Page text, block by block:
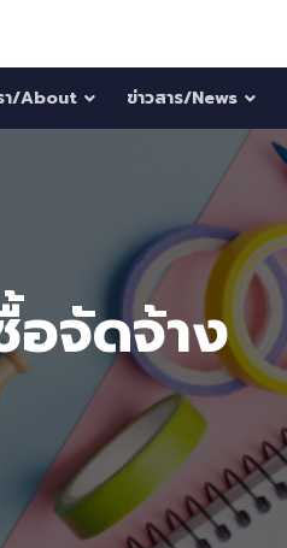
า/About ข่าวสาร/News
อจัดจ้าง